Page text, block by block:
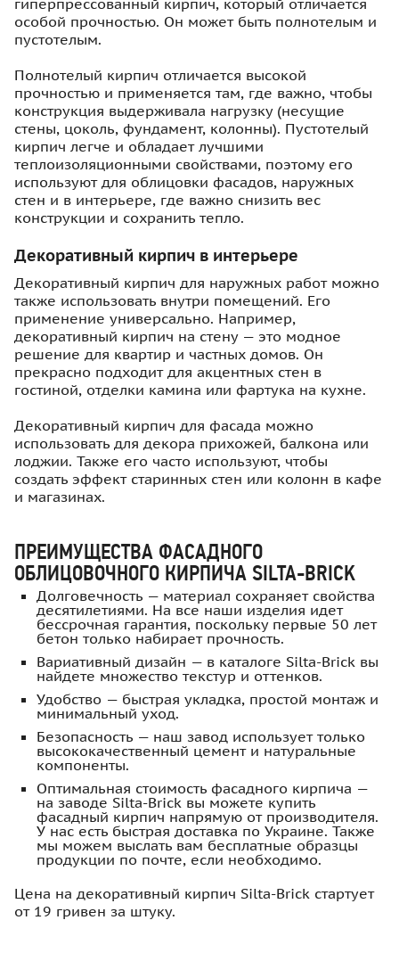
гиперпрессованный кирпич, который отличается
особой прочностью. Он может быть полнотелым и
пустотелым.
Полнотелый кирпич отличается высокой
прочностью и применяется там, где важно, чтобы
конструкция выдерживала нагрузку (несущие
стены, цоколь, фундамент, колонны). Пустотелый
кирпич легче и обладает лучшими
теплоизоляционными свойствами, поэтому его
используют для облицовки фасадов, наружных
стен и в интерьере, где важно снизить вес
конструкции и сохранить тепло.
Декоративный кирпич в интерьере
Декоративный кирпич для наружных работ можно
также использовать внутри помещений. Его
применение универсально. Например,
декоративный кирпич на стену — это модное
решение для квартир и частных домов. Он
прекрасно подходит для акцентных стен в
гостиной, отделки камина или фартука на кухне.
Декоративный кирпич для фасада можно
использовать для декора прихожей, балкона или
лоджии. Также его часто используют, чтобы
создать эффект старинных стен или колонн в кафе
и магазинах.
ПРЕИМУЩЕСТВА ФАСАДНОГО
ОБЛИЦОВОЧНОГО КИРПИЧА SILTA-BRICK
Долговечность — материал сохраняет свойства
десятилетиями. На все наши изделия идет
бессрочная гарантия, поскольку первые 50 лет
бетон только набирает прочность.
Вариативный дизайн — в каталоге Silta-Brick вы
найдете множество текстур и оттенков.
Удобство — быстрая укладка, простой монтаж и
минимальный уход.
Безопасность — наш завод использует только
высококачественный цемент и натуральные
компоненты.
Оптимальная стоимость фасадного кирпича —
на заводе Silta-Brick вы можете купить
фасадный кирпич напрямую от производителя.
У нас есть быстрая доставка по Украине. Также
мы можем выслать вам бесплатные образцы
продукции по почте, если необходимо.
Цена на декоративный кирпич Silta-Brick стартует
от 19 гривен за штуку.